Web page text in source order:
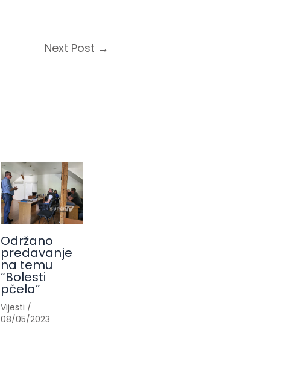
Next Post →
Održano
predavanje
na temu
“Bolesti
pčela”
Vijesti /
08/05/2023